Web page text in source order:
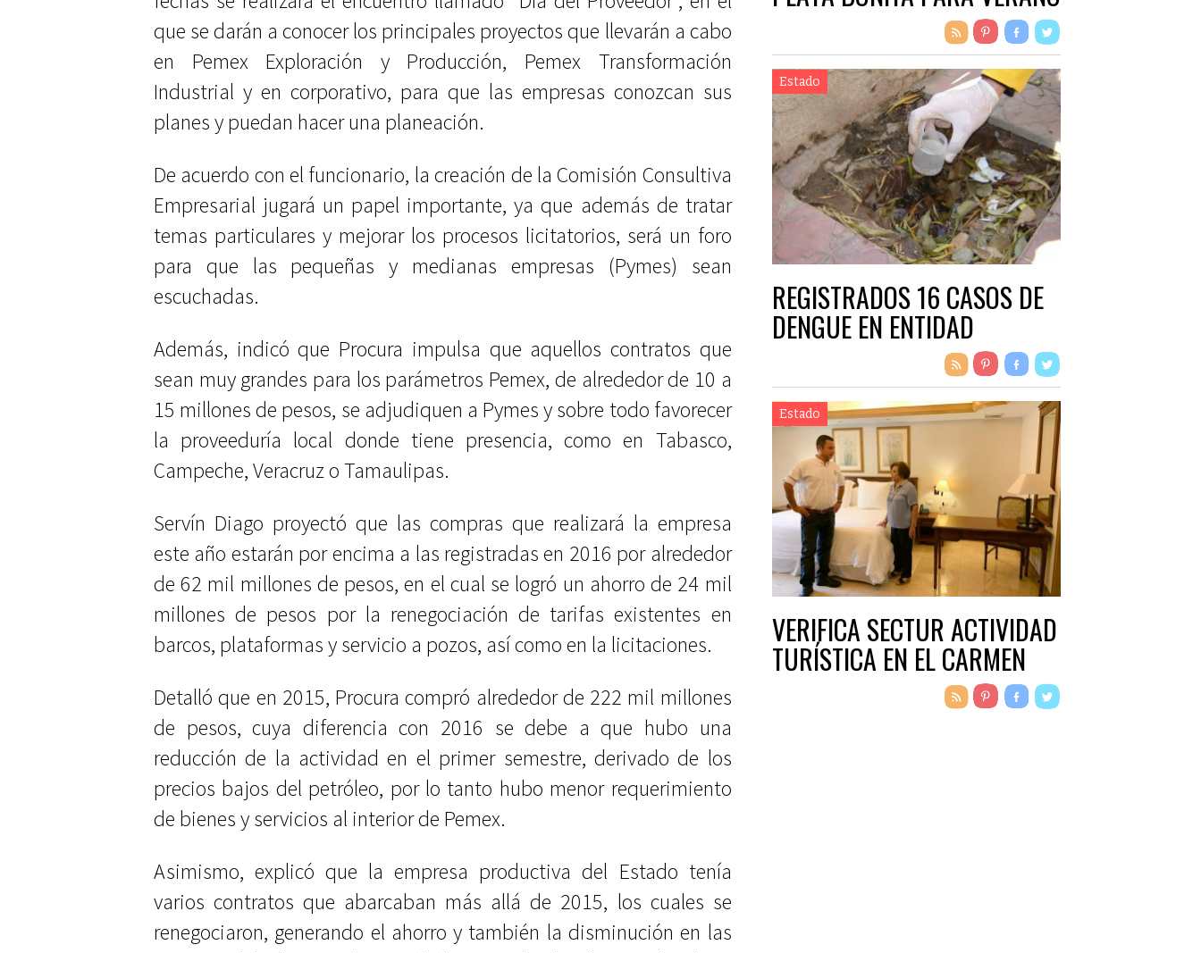
que se darán a conocer los principales proyectos que llevarán a cabo
en Pemex Exploración y Producción, Pemex Transformación
Industrial y en corporativo, para que las empresas conozcan sus
planes y puedan hacer una planeación.
De acuerdo con el funcionario, la creación de la Comisión Consultiva
Empresarial jugará un papel importante, ya que además de tratar
temas particulares y mejorar los procesos licitatorios, será un foro
para que las pequeñas y medianas empresas (Pymes) sean
escuchadas.
Además, indicó que Procura impulsa que aquellos contratos que
sean muy grandes para los parámetros Pemex, de alrededor de 10 a
15 millones de pesos, se adjudiquen a Pymes y sobre todo favorecer
la proveeduría local donde tiene presencia, como en Tabasco,
Campeche, Veracruz o Tamaulipas.
Servín Diago proyectó que las compras que realizará la empresa
este año estarán por encima a las registradas en 2016 por alrededor
de 62 mil millones de pesos, en el cual se logró un ahorro de 24 mil
millones de pesos por la renegociación de tarifas existentes en
barcos, plataformas y servicio a pozos, así como en la licitaciones.
Detalló que en 2015, Procura compró alrededor de 222 mil millones
de pesos, cuya diferencia con 2016 se debe a que hubo una
reducción de la actividad en el primer semestre, derivado de los
precios bajos del petróleo, por lo tanto hubo menor requerimiento
de bienes y servicios al interior de Pemex.
Asimismo, explicó que la empresa productiva del Estado tenía
varios contratos que abarcaban más allá de 2015, los cuales se
renegociaron, generando el ahorro y también la disminución en las
Estado
REGISTRADOS 16 CASOS DE
DENGUE EN ENTIDAD
Estado
VERIFICA SECTUR ACTIVIDAD
TURÍSTICA EN EL CARMEN